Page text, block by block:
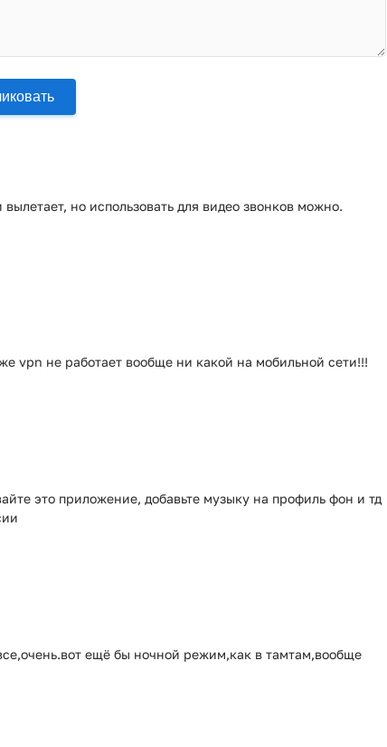
но использовать для видео звонков можно.
vpn не работает вообще ни какой на мобильной сети!!!
это приложение, добавьте музыку на профиль фон и тд
ещё бы ночной режим,как в тамтам,вообще